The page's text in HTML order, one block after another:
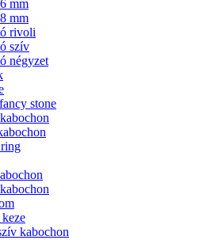
mm
mm
rivoli
szív
négyzet
stone
kabochon